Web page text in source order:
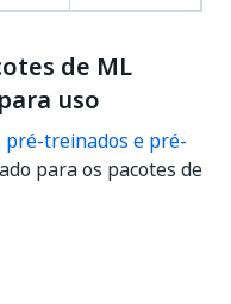
de ML
uso
pré-treinados e pré-
para os pacotes de